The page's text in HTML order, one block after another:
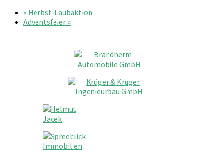
« Herbst-Laubaktion
Adventsfeier »